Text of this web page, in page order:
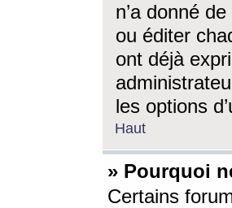
n’a donné
ou éditer
ont déjà
les options
Haut
» Pourquoi
Certains